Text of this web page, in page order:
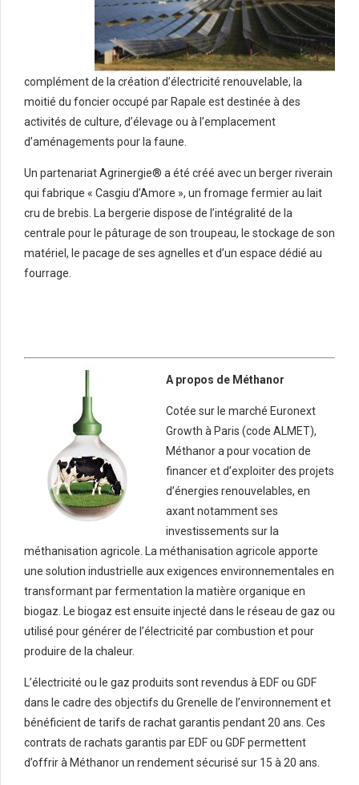
complément de la création d’électricité renouvelable, la
moitié du foncier occupé par Rapale est destinée à des
activités de culture, d’élevage ou à l’emplacement
d’aménagements pour la faune.
Un partenariat Agrinergie® a été créé avec un berger riverain
qui fabrique « Casgiu d’Amore », un fromage fermier au lait
cru de brebis. La bergerie dispose de l’intégralité de la
centrale pour le pâturage de son troupeau, le stockage de son
matériel, le pacage de ses agnelles et d’un espace dédié au
fourrage.
A propos de Méthanor
Cotée sur le marché Euronext
Growth à Paris (code ALMET),
Méthanor a pour vocation de
financer et d’exploiter des projets
d’énergies renouvelables, en
axant notamment ses
investissements sur la
méthanisation agricole. La méthanisation agricole apporte
une solution industrielle aux exigences environnementales en
transformant par fermentation la matière organique en
biogaz. Le biogaz est ensuite injecté dans le réseau de gaz ou
utilisé pour générer de l’électricité par combustion et pour
produire de la chaleur.
L’électricité ou le gaz produits sont revendus à EDF ou GDF
dans le cadre des objectifs du Grenelle de l’environnement et
bénéficient de tarifs de rachat garantis pendant 20 ans. Ces
contrats de rachats garantis par EDF ou GDF permettent
d’offrir à Méthanor un rendement sécurisé sur 15 à 20 ans.